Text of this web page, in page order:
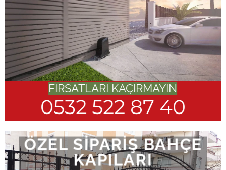
FIRSATLARI KAÇIRMAYIN
0532 522 87 40
ÖZEL SIPARIŞ BAHÇE
KAPILARI